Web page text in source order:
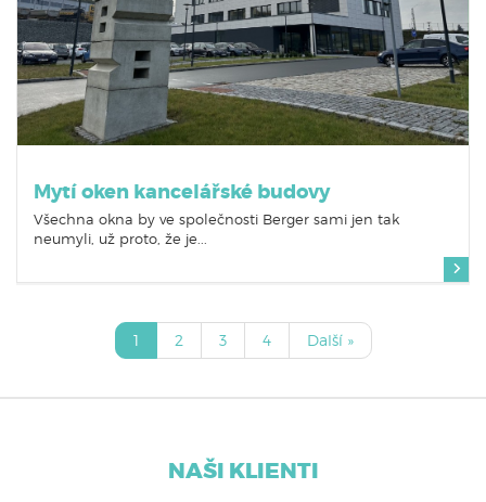
Mytí oken kancelářské budovy
Všechna okna by ve společnosti Berger sami jen tak
neumyli, už proto, že je...
1 2 3 4 Další »
NAŠI KLIENTI